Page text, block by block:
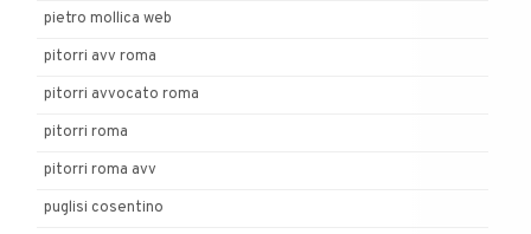
pietro mollica web
pitorri avv roma
pitorri avvocato roma
pitorri roma
pitorri roma avv
puglisi cosentino